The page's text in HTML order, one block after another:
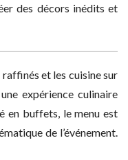
des décors inédits et
et les cuisine sur
expérience culinaire
en buffets, le menu est
de l’événement.